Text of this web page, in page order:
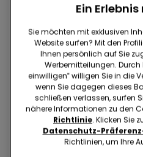
Projekt Be The Change:
Standardlieferung nach Hause
2-4 Arbeitstage
Ein
Sie möchten mit exklusiven
Website surfen? Mit den
Ihnen persönlich auf Sie
Werbemitteilungen.
einwilligen‟ willigen Sie in die
wenn Sie dagegen dieses
schließen verlassen, surfen
nähere Informationen zu den
Richtlinie. Klicken Sie
Datenschutz-
Richtlinien, um Ihre